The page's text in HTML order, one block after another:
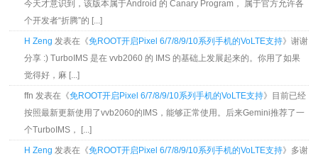
今天才意识到，该版本属于Android 的 Canary Program， 属于官方允许各
个开发者“折腾”的 [...]
H Zeng 发表在《免ROOT开启Pixel 6/7/8/9/10系列手机的VoLTE支持》谢谢
分享 :) TurboIMS 是在 vvb2060 的 IMS 的基础上发展起来的。你用了如果
觉得好，麻 [...]
ffn 发表在《免ROOT开启Pixel 6/7/8/9/10系列手机的VoLTE支持》目前已经
按照最新更新使用了vvb2060的IMS，能够正常使用。后来Gemini推荐了一
个TurboIMS， [...]
H Zeng 发表在《免ROOT开启Pixel 6/7/8/9/10系列手机的VoLTE支持》多谢